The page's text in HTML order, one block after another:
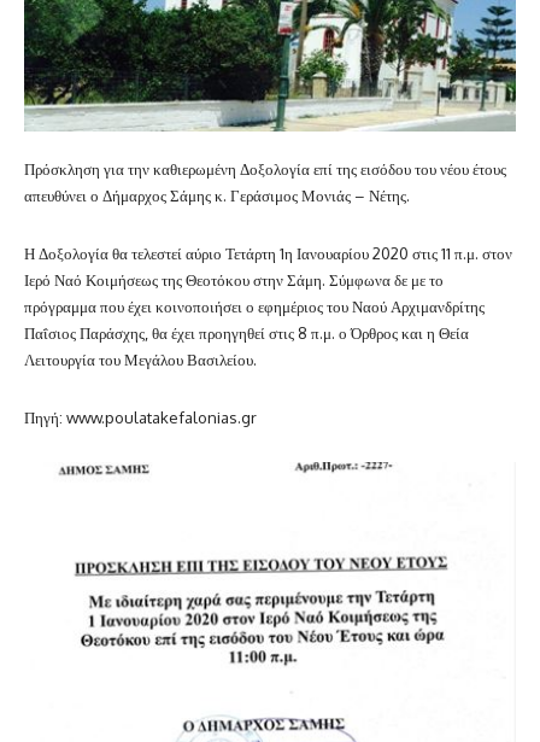
Πρόσκληση για την καθιερωμένη Δοξολογία επί της εισόδου του νέου έτους
απευθύνει ο Δήμαρχος Σάμης κ. Γεράσιμος Μονιάς – Νέτης.
Η Δοξολογία θα τελεστεί αύριο Τετάρτη 1η Ιανουαρίου 2020 στις 11 π.μ. στον
Ιερό Ναό Κοιμήσεως της Θεοτόκου στην Σάμη. Σύμφωνα δε με το
πρόγραμμα που έχει κοινοποιήσει ο εφημέριος του Ναού Αρχιμανδρίτης
Παΐσιος Παράσχης, θα έχει προηγηθεί στις 8 π.μ. ο Όρθρος και η Θεία
Λειτουργία του Μεγάλου Βασιλείου.
Πηγή: www.poulatakefalonias.gr